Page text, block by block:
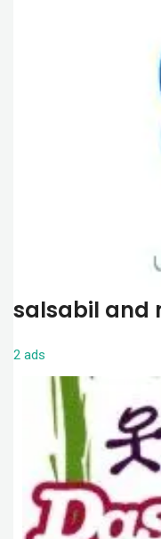
salsabil and
2 ads